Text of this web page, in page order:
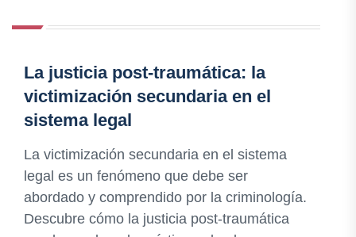
La justicia post-traumática: la
victimización secundaria en el
sistema legal
La victimización secundaria en el sistema
legal es un fenómeno que debe ser
abordado y comprendido por la criminología.
Descubre cómo la justicia post-traumática